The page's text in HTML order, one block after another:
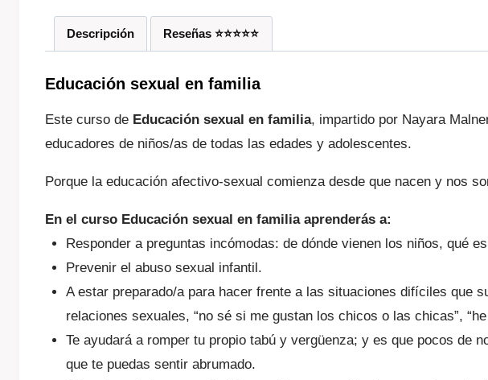
Descripción Reseñas ⭐️⭐️⭐️⭐️⭐️
Educación sexual en familia
Este curso de Educación sexual en familia, impartido por Nayara
educadores de niños/as de todas las edades y adolescentes.
Porque la educación afectivo-sexual comienza desde que nacen y nos
En el curso Educación sexual en familia aprenderás a:
Responder a preguntas incómodas: de dónde vienen los niños, qué
Prevenir el abuso sexual infantil.
A estar preparado/a para hacer frente a las situaciones difíciles que
relaciones sexuales, “no sé si me gustan los chicos o las chicas”,
Te ayudará a romper tu propio tabú y vergüenza; y es que pocos de
que te puedas sentir abrumado.